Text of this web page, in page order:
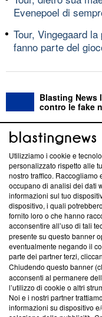
Evenepoel di
Tour, Vingegaard
fanno parte del
Blasting News
contro le fake
ABOUT
Questa sezione offre
News, sui nostri
creare news di
‘Trust Project - News
ancora membro del
parte; Trust Project
conformità agli
Su di noi
Team editoriale
Corporate
Utilizziamo i cookie e
personalizzato rispetto alle
nostro traffico. Raccogliamo
occupano di analisi dei dati
informazioni sul tuo
dispositivo, i quali
fornito loro o che hanno
acconsentire all’uso di tali
presente su questo banner
eventualmente negando il
parte dei partner terzi,
Chiudendo questo banner
acconsenti al permanere
l’utilizzo di cookie o altri
Noi e i nostri partner
informazioni su dispositivo